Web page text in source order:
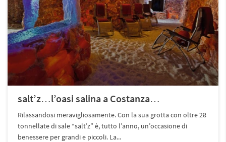
salt’z…l’oasi salina a Costanza…
Rilassandosi meravigliosamente. Con la sua grotta con oltre 28
tonnellate di sale “salt’z” è, tutto l’anno, un’occasione di
benessere per grandi e piccoli. La...